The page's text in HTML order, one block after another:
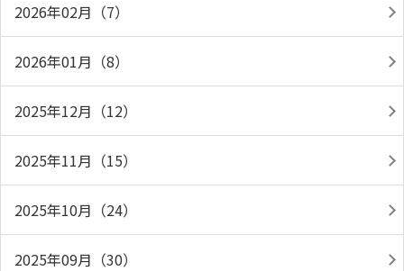
2026年02月（7）
2026年01月（8）
2025年12月（12）
2025年11月（15）
2025年10月（24）
2025年09月（30）